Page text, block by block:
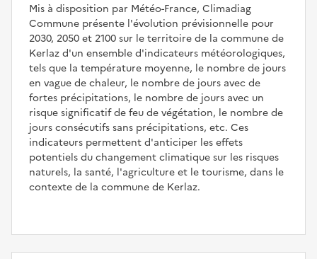
Mis à disposition par Météo-France, Climadiag
Commune présente l'évolution prévisionnelle pour
2030, 2050 et 2100 sur le territoire de la commune de
Kerlaz d'un ensemble d'indicateurs météorologiques,
tels que la température moyenne, le nombre de jours
en vague de chaleur, le nombre de jours avec de
fortes précipitations, le nombre de jours avec un
risque significatif de feu de végétation, le nombre de
jours consécutifs sans précipitations, etc. Ces
indicateurs permettent d'anticiper les effets
potentiels du changement climatique sur les risques
naturels, la santé, l'agriculture et le tourisme, dans le
contexte de la commune de Kerlaz.